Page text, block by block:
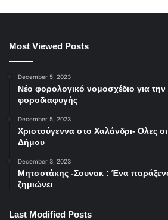
Most Viewed Posts
December 5, 2023
Νέο φορολογικό νομοσχέδιο για
φοροδιαφυγής
December 5, 2023
Χριστούγεννα στο Χαλάνδρι- Ολες
Δήμου
December 3, 2023
Μητσοτάκης -Σουνακ : Ένα
ζημιώνει
Last Modified Posts